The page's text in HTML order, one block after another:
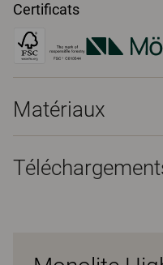
Certificats
Matériaux